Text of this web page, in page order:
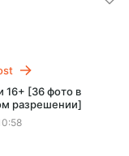
16+ [36 фото в
разрешении]